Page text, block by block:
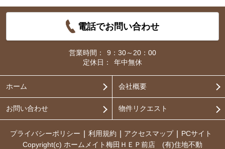
電話でお問い合わせ
営業時間：
9：30～20：00
定休日：
年中無休
ホーム 会社概要
お問い合わせ 物件リクエスト
プライバシーポリシー 利用規約 アクセスマップ
PCサイト
Copyright(c) ホームメイト梅田ＨＥＰ前店 (有)住地不動